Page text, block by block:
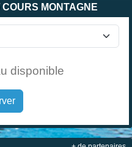
MONTAGNE
disponible